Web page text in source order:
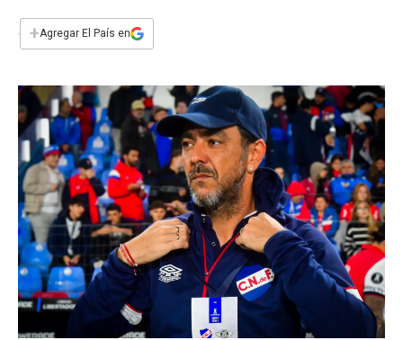
e
b
k
s
p
t
n
i
l
+Agregar El País en